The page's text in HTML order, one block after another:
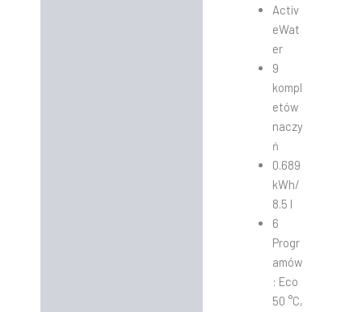
Activ
eWat
er
9
kompl
etów
naczy
ń
0.689
kWh/
8.5 l
6
Progr
amów
: Eco
50 °C,